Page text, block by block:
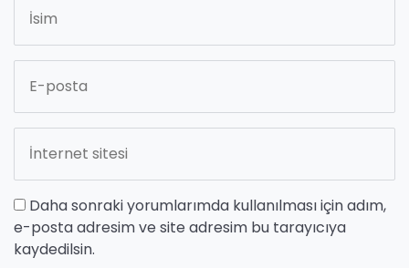
Daha sonraki yorumlarımda kullanılması için adım,
e-posta adresim ve site adresim bu tarayıcıya
kaydedilsin.